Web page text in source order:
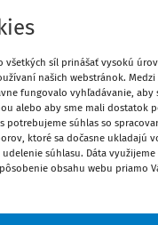
škola Danubius,
všetkých síl prinášať vysokú
našich webstránok. Medzi
fungovalo vyhľadávanie, aby
alebo aby sme mali dostatok
potrebujeme súhlas so
ktoré sa dočasne ukladajú
súhlasu. Dáta využijeme
obsahu webu priamo